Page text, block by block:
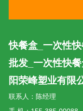
快餐盒_一次性
批发_一次性快
阳荣峰塑业有限
联系人：陈经理